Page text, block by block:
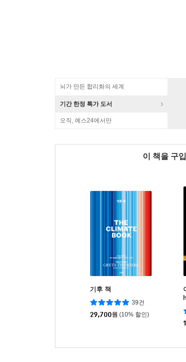
뇌가 만든 합리화의 세계
기간 한정 특가 도서
오직, 예스24에서만
이 책을 구
기후 책
39건
29,700원 (10% 할인)